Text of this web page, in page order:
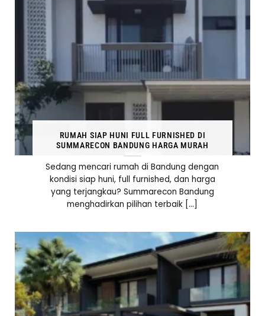
RUMAH SIAP HUNI FULL FURNISHED DI
SUMMARECON BANDUNG HARGA MURAH
Sedang mencari rumah di Bandung dengan
kondisi siap huni, full furnished, dan harga
yang terjangkau? Summarecon Bandung
menghadirkan pilihan terbaik [...]